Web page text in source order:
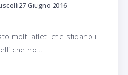
27 Giugno 2016
molti atleti che sfidano i
che ho...